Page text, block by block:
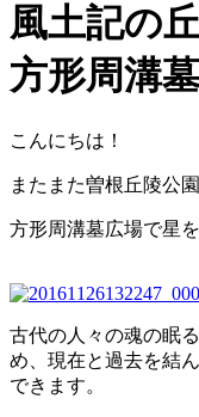
風土記の
方形周溝
こんにちは！
またまた曽根丘陵公
方形周溝墓広場で星
古代の人々の魂の眠
め、現在と過去を結
できます。